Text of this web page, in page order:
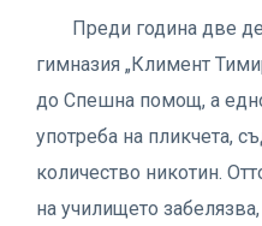
Преди година две
гимназия „Климент
до Спешна помощ, а
употреба на пликчета,
количество никотин.
на училището